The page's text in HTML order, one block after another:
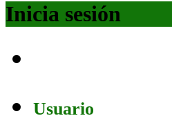
Inicia sesión
Usuario